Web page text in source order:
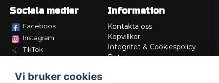
Sociala medier
Facebook
Instagram
TikTok
Information
Kontakta oss
Köpvillkor
Integritet & Cookiespolicy
Retur
Vi bruker cookies